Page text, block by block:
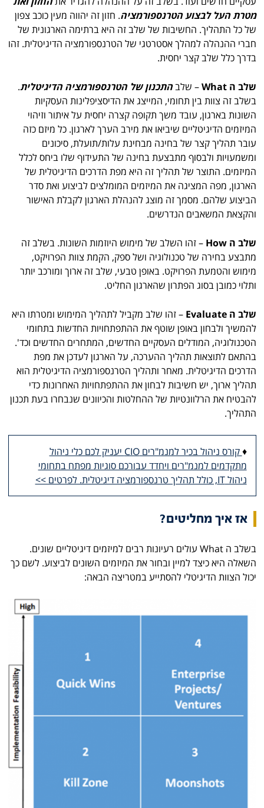
מטרת העל לבצוע הטרנספורמציה. חזון זה יהווה מעין כוכב צפון
של כל התהליך. החשיבות של שלב זה היא ברתימה הארגונית של
חברי ההנהלה למהלך אסטרטגי של הטרנספורמציה הדיגיטלית. זהו
בדרך כלל שלב קצר יחסית.
שלב הWhat– שלבהתכנון של הטרנספורמציה הדיגיטלית.
בשלב זה צוות בין תחומי, המייצג את הדיסציפלינות העסקיות
השונות בארגון, עובד משך תקופה קצרה יחסית על איתור וזיהוי
המיזמים הדיגיטליים שיביאו את מירב הערך לארגון. כל מיזם כזה
עובר תהליך קצר של בחינה מבחינת עלות/תועלת, סיכונים
ומשמעויות ולבסוף מתבצעת בחינה של התעידוף שלו ביחס לכלל
המיזמים. התוצר של תהליך זה היא מפת הדרכים הדיגיטלית של
הארגון, מפה המציגה את המיזמים המומלצים לביצוע ואת סדר
הביצוע שלהם. מסמך זה מוצג להנהלת הארגון לקבלת האישור
והקצאת המשאבים הנדרשים.
שלב הHow – זהו השלב של מימוש היוזמות השונות. בשלב זה
מתבצע בחירה של טכנולוגיה ושל ספק, הקמת צוות הפרויקט,
מימוש והטמעת הפרויקט. באופן טבעי, שלב זה ארוך ומורכב יותר
ותלוי כמובן בסוג הפתרון שהארגון החליט.
שלב הEvaluate – זהו שלב מקביל לתהליך המימוש ומטרתו היא
להמשיך ולבחון באופן שוטף את ההתפתחויות החדשות בתחומי
הטכנולוגיה, המודלים העסקיים החדשים, המתחרים החדשים וכד'.
בהתאם לתוצאות תהליך ההערכה, על הארגון לעדכן את מפת
הדרכים הדיגיטלית. מאחר ותהליך הטרנספורמציה הדיגיטלית הוא
תהליך ארוך, יש חשיבות לבחון את ההתפתחויות האחרונות כדי
להבטיח את הרלוונטיות של ההחלטות והכיוונים שנבחרו בעת תכנון
התהליך.
♦
קורס ניהול בכיר למנמ"רים CIO יעניק לכם כלי ניהול
מתקדמים למנמ"רים ויחדד עבורכם סוגיות מפתח בתחומי
ניהול IT, כולל תהליך טרנספורמציה דיגיטלית. לפרטים >>
אז איך מחליטים?
בשלב ה What עולים רעיונות רבים למיזמים דיגיטליים שונים.
השאלה היא כיצד למיין ובחור את המיזמים השונים לביצוע. לשם כך
יכול הצוות הדיגיטלי להסתייע במטריצה הבאה: